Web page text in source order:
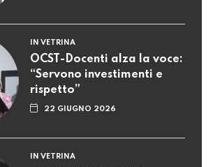
IN VETRINA
OCST-Docenti alza la voce:
“Servono investimenti e
rispetto”
22 GIUGNO 2026
IN VETRINA